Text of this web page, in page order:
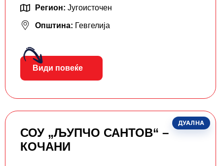
Регион: Југоисточен
Општина: Гевгелија
Види повеќе
ДУАЛНА
СОУ „ЉУПЧО САНТОВ“ –
КОЧАНИ